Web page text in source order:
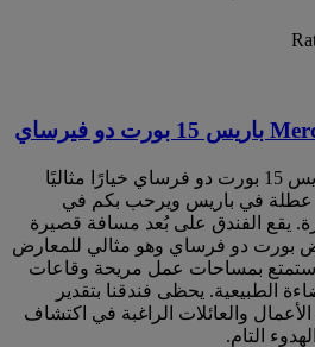
يُعد ‏‫فندق ميركيور باريس 15 بورت دو فرساي خيارًا مثاليًا
عطلة في باريس ويرحب بكم في
يقع الفندق على بُعد مسافة قصيرة
بورت دو فرساي وهو مثالي للمعارض
استمتع بمساحات عمل مريحة وقاعات
الطبيعية. يحظى فندقنا بتقدير
والعائلات الراغبة في اكتشاف
التام.